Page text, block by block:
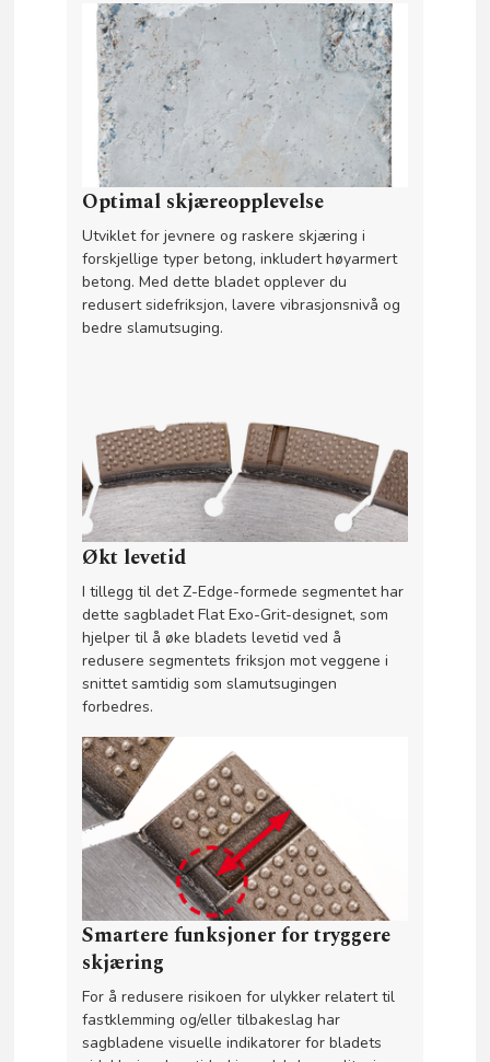
Optimal skjæreopplevelse
Utviklet for jevnere og raskere skjæring i
forskjellige typer betong, inkludert høyarmert
betong. Med dette bladet opplever du
redusert sidefriksjon, lavere vibrasjonsnivå og
bedre slamutsuging.
Økt levetid
I tillegg til det Z-Edge-formede segmentet har
dette sagbladet Flat Exo-Grit-designet, som
hjelper til å øke bladets levetid ved å
redusere segmentets friksjon mot veggene i
snittet samtidig som slamutsugingen
forbedres.
Smartere funksjoner for tryggere
skjæring
For å redusere risikoen for ulykker relatert til
fastklemming og/eller tilbakeslag har
sagbladene visuelle indikatorer for bladets